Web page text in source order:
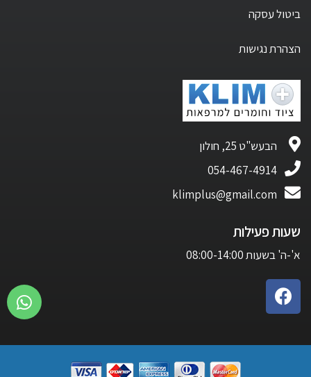
ביטול עסקה
הצהרת נגישות
הבעש"ט 25, חולון
054-467-4914
klimplus@gmail.com
שעות פעילות
א'-ה' בשעות 08:00-14:00